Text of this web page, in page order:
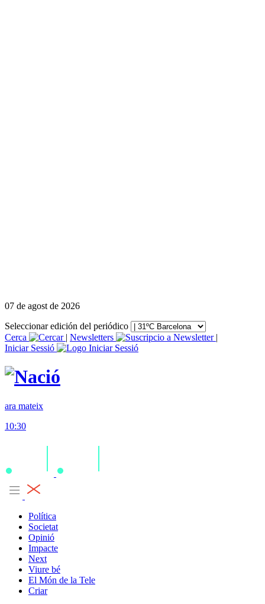
07 de agost de 2026
Seleccionar edición del periódico
Cerca
| Newsletters
|
Iniciar Sessió
ara mateix
10:30
Política
Societat
Opinió
Impacte
Next
Viure bé
El Món de la Tele
Criar